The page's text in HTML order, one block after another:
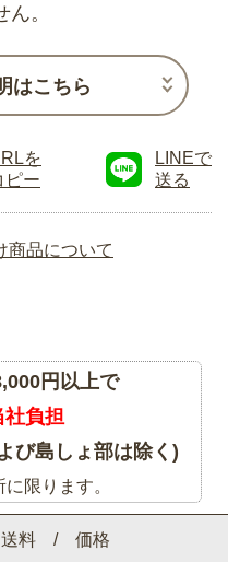
料 / 価格
。
はこちら
を
ピー
LINEで
送る
商品について
円以上で
社負担
び島しょ部は除く)
限ります。